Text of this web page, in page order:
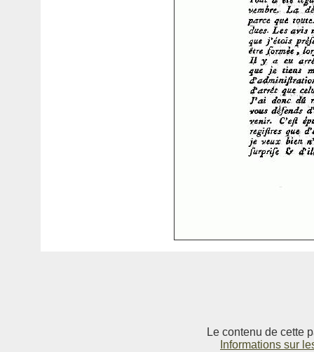
Le contenu de cette
Informations sur